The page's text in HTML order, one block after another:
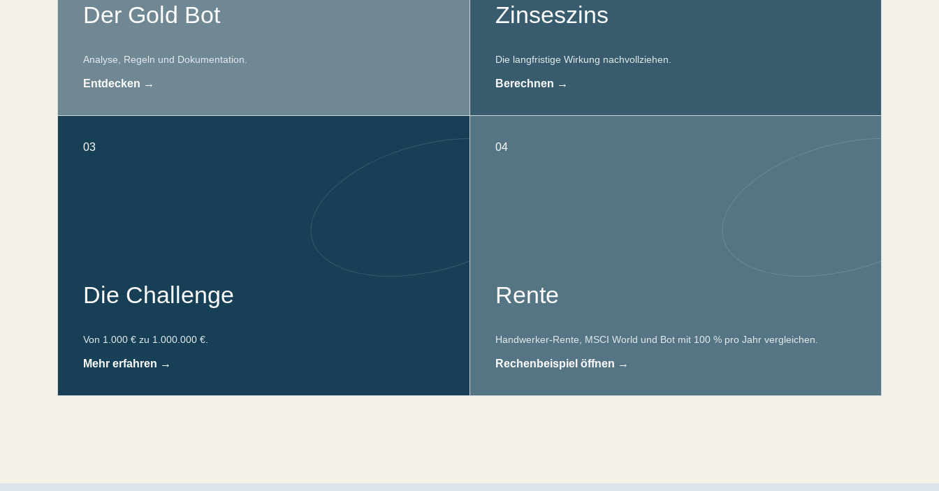
Der Gold Bot
Analyse, Regeln und Dokumentation.
Entdecken →
Zinseszins
Die langfristige Wirkung nachvollziehen.
Berechnen →
03
Die Challenge
Von 1.000 € zu 1.000.000 €.
Mehr erfahren →
04
Rente
Handwerker-Rente, MSCI World und Bot mit 100 % pro Jahr vergleichen.
Rechenbeispiel öffnen →